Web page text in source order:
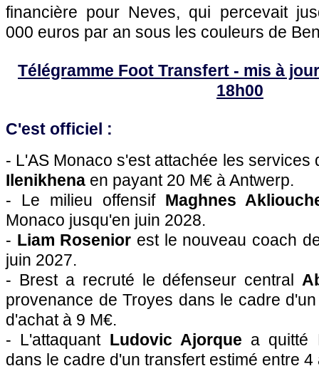
financière pour Neves, qui percevait
000 euros par an sous les couleurs de
Télégramme Foot Transfert - mis à
18h00
C'est officiel :
- L'AS Monaco s'est attachée les services
Ilenikhena en payant 20 M€ à Antwerp.
- Le milieu offensif Maghnes
Monaco jusqu'en juin 2028.
- Liam Rosenior est le nouveau coach
juin 2027.
- Brest a recruté le défenseur central
provenance de Troyes dans le cadre
d'achat à 9 M€.
- L'attaquant Ludovic Ajorque a quitté
dans le cadre d'un transfert estimé entre 4